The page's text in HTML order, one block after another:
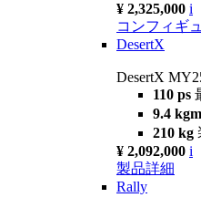
¥ 2,325,000 i
コンフィギ
DesertX
DesertX
110 ps
9.4 kgm
210 kg
¥ 2,092,000 i
製品詳細
Rally